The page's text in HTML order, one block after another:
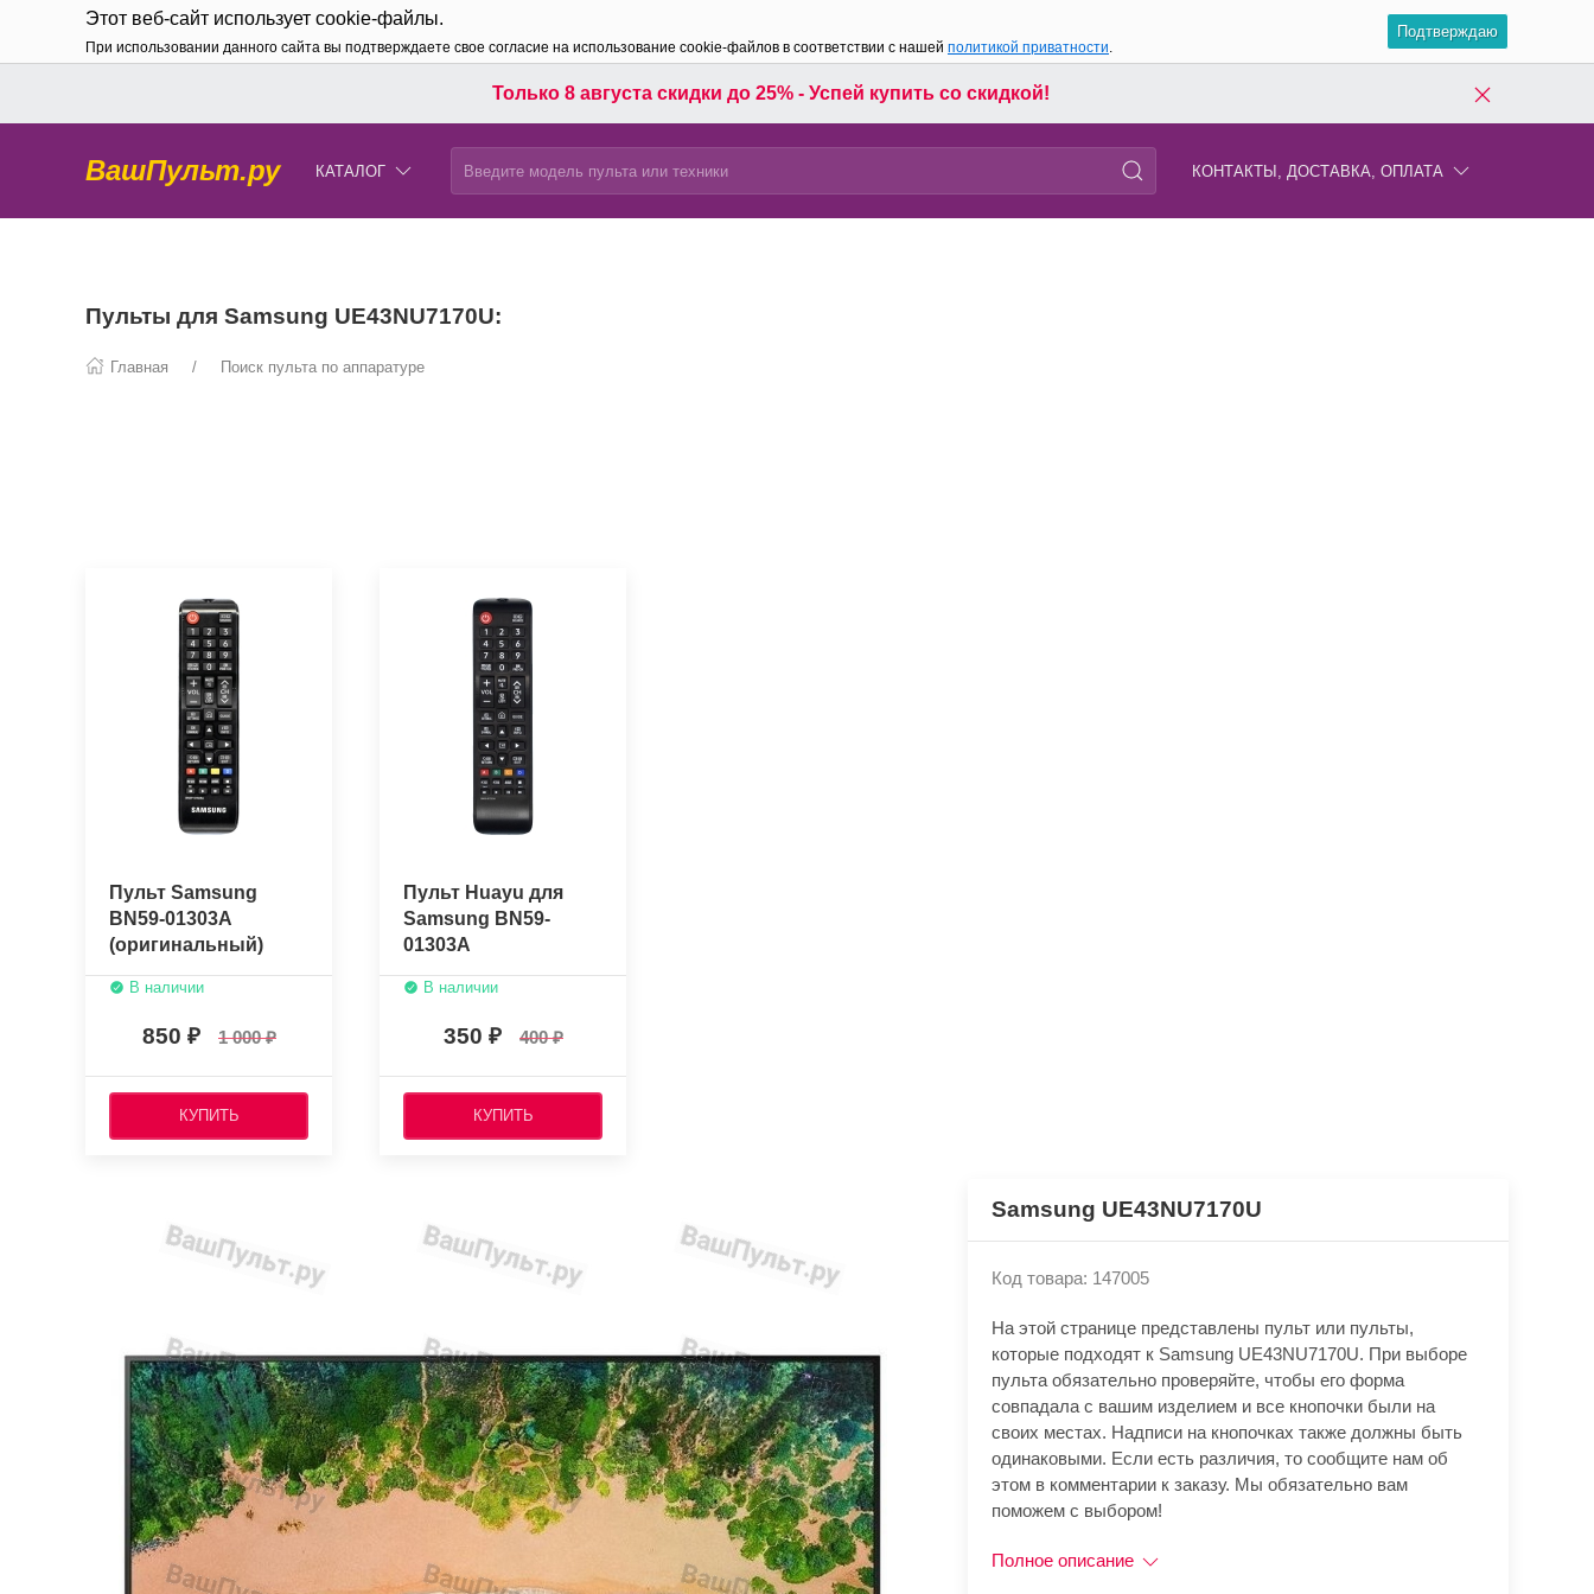
Этот веб-сайт использует cookie-файлы.
При использовании данного сайта вы подтверждаете свое согласие на использование cookie-файлов в соответствии с нашей политикой приватности.
Подтверждаю
Только 8 августа скидки до 25% - Успей купить со скидкой!
ВашПульт.ру КАТАЛОГ КОНТАКТЫ, ДОСТАВКА, ОПЛАТА
Пульты для Samsung UE43NU7170U:
Главная Поиск пульта по аппаратуре
Пульт Samsung
BN59-01303A
(оригинальный)
В наличии
850 1 000
КУПИТЬ
Пульт Huayu для
Samsung BN59-
01303A
В наличии
350 400
КУПИТЬ
Samsung UE43NU7170U
Код товара: 147005
На этой странице представлены пульт или пульты,
которые подходят к Samsung UE43NU7170U. При выборе
пульта обязательно проверяйте, чтобы его форма
совпадала с вашим изделием и все кнопочки были на
своих местах. Надписи на кнопочках также должны быть
одинаковыми. Если есть различия, то сообщите нам об
этом в комментарии к заказу. Мы обязательно вам
поможем с выбором!
Полное описание